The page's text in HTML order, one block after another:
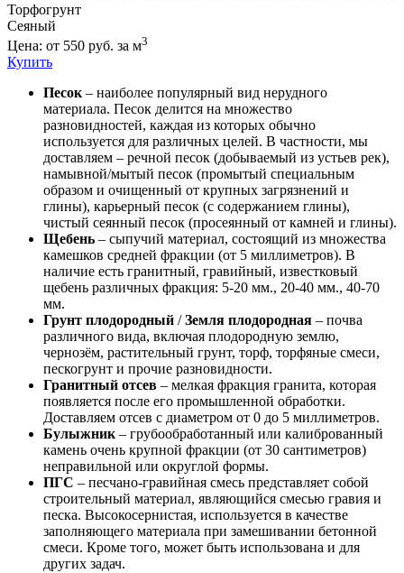
Торфогрунт
Сеяный
Цена: от 550 руб. за м3
Купить
Песок – наиболее популярный вид нерудного
материала. Песок делится на множество
разновидностей, каждая из которых обычно
используется для различных целей. В частности, мы
доставляем – речной песок (добываемый из устьев рек),
намывной/мытый песок (промытый специальным
образом и очищенный от крупных загрязнений и
глины), карьерный песок (с содержанием глины),
чистый сеянный песок (просеянный от камней и глины).
Щебень – сыпучий материал, состоящий из множества
камешков средней фракции (от 5 миллиметров). В
наличие есть гранитный, гравийный, известковый
щебень различных фракция: 5-20 мм., 20-40 мм., 40-70
мм.
Грунт плодородный /Земля плодородная – почва
различного вида, включая плодородную землю,
чернозём, растительный грунт, торф, торфяные смеси,
пескогрунт и прочие разновидности.
Гранитный отсев – мелкая фракция гранита, которая
появляется после его промышленной обработки.
Доставляем отсев с диаметром от 0 до 5 миллиметров.
Булыжник – грубообработанный или калиброванный
камень очень крупной фракции (от 30 сантиметров)
неправильной или округлой формы.
ПГС – песчано-гравийная смесь представляет собой
строительный материал, являющийся смесью гравия и
песка. Высокосернистая, используется в качестве
заполняющего материала при замешивании бетонной
смеси. Кроме того, может быть использована и для
других задач.